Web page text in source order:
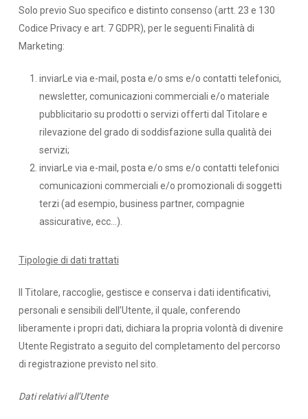
Solo previo Suo specifico e distinto consenso (artt. 23 e 130
Codice Privacy e art. 7 GDPR), per le seguenti Finalità di
Marketing:
inviarLe via e-mail, posta e/o sms e/o contatti telefonici,
newsletter, comunicazioni commerciali e/o materiale
pubblicitario su prodotti o servizi offerti dal Titolare e
rilevazione del grado di soddisfazione sulla qualità dei
servizi;
inviarLe via e-mail, posta e/o sms e/o contatti telefonici
comunicazioni commerciali e/o promozionali di soggetti
terzi (ad esempio, business partner, compagnie
assicurative, ecc…).
Tipologie di dati trattati
Il Titolare, raccoglie, gestisce e conserva i dati identificativi,
personali e sensibili dell’Utente, il quale, conferendo
liberamente i propri dati, dichiara la propria volontà di divenire
Utente Registrato a seguito del completamento del percorso
di registrazione previsto nel sito.
Dati relativi all’Utente